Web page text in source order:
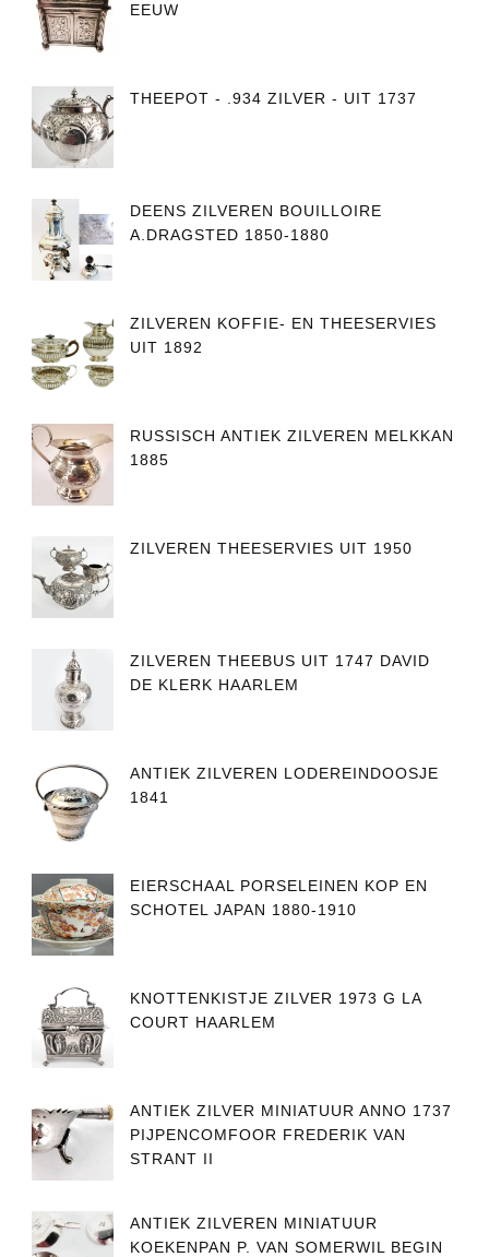
EEUW
THEEPOT - .934 ZILVER - UIT 1737
DEENS ZILVEREN BOUILLOIRE
A.DRAGSTED 1850-1880
ZILVEREN KOFFIE- EN THEESERVIES
UIT 1892
RUSSISCH ANTIEK ZILVEREN MELKKAN
1885
ZILVEREN THEESERVIES UIT 1950
ZILVEREN THEEBUS UIT 1747 DAVID
DE KLERK HAARLEM
ANTIEK ZILVEREN LODEREINDOOSJE
1841
EIERSCHAAL PORSELEINEN KOP EN
SCHOTEL JAPAN 1880-1910
KNOTTENKISTJE ZILVER 1973 G LA
COURT HAARLEM
ANTIEK ZILVER MINIATUUR ANNO 1737
PIJPENCOMFOOR FREDERIK VAN
STRANT II
ANTIEK ZILVEREN MINIATUUR
KOEKENPAN P. VAN SOMERWIL BEGIN